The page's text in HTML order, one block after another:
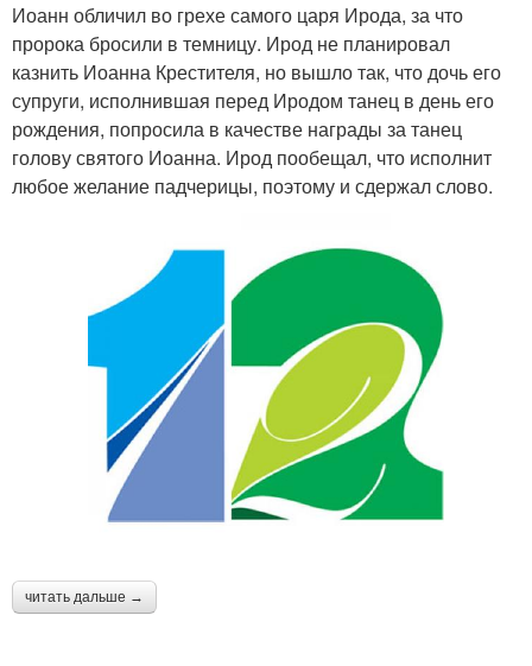
Иоанн обличил во грехе самого царя Ирода, за что
пророка бросили в темницу. Ирод не планировал
казнить Иоанна Крестителя, но вышло так, что дочь его
супруги, исполнившая перед Иродом танец в день его
рождения, попросила в качестве награды за танец
голову святого Иоанна. Ирод пообещал, что исполнит
любое желание падчерицы, поэтому и сдержал слово.
читать дальше →